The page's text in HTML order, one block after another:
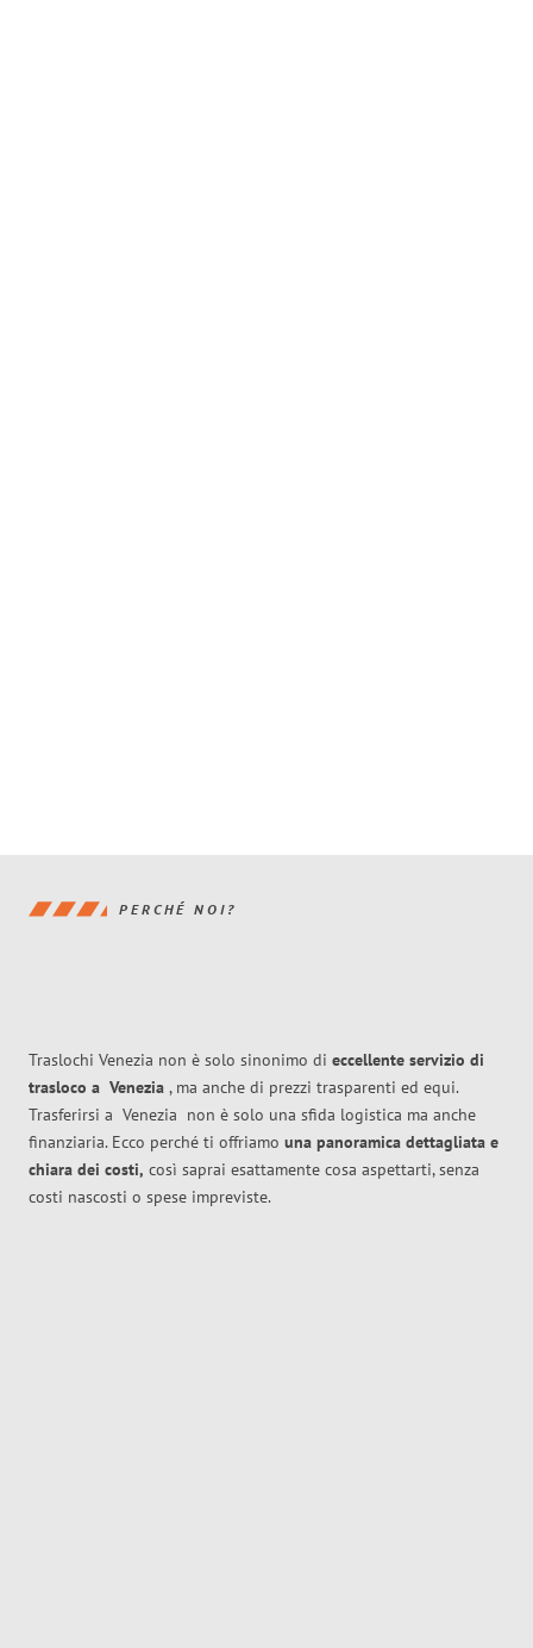
PERCHÉ NOI?
Traslochi Venezia non è solo sinonimo di eccellente servizio di
trasloco a Venezia , ma anche di prezzi trasparenti ed equi.
Trasferirsi a Venezia non è solo una sfida logistica ma anche
finanziaria. Ecco perché ti offriamo una panoramica dettagliata e
chiara dei costi, così saprai esattamente cosa aspettarti, senza
costi nascosti o spese impreviste.